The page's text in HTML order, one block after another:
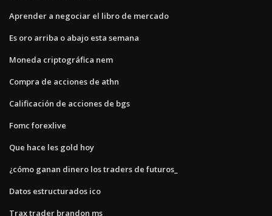
Aprender a negociar el libro de mercado
Es oro arriba o abajo esta semana
Moneda criptográfica nem
Compra de acciones de athn
Calificación de acciones de bgs
Fomc forexlive
Que hace les gold hoy
¿cómo ganan dinero los traders de futuros_
Datos estructurados ico
Trax trader brandon ms